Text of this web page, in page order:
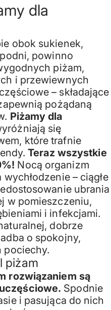
dla
obok sukienek,
powinno
piżam,
i przewiewnych
– składające
pożądaną
Piżamy dla
się
które trafnie
Teraz wszystkie
Nocą organizm
– ciągłe
ubrania
w pomieszczeniu,
i infekcjami.
dobrze
o spokojny,
pociechy.
piżam
rozwiązaniem są
Spodnie
i pasująca do nich